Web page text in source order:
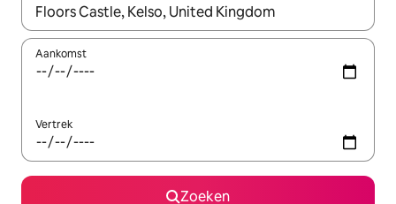
Wanneer er suggesties beschikbaar zijn, maak je een keuze
Aankomst
Vertrek
Zoeken